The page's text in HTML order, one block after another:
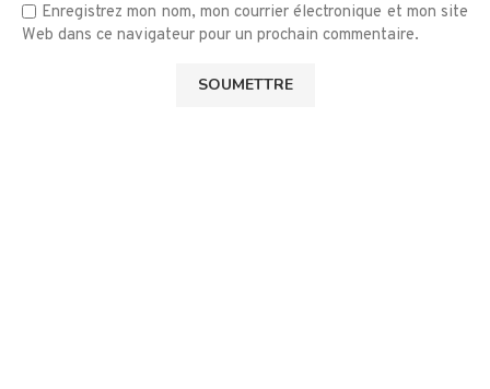
Enregistrez mon nom, mon courrier électronique et mon site
Web dans ce navigateur pour un prochain commentaire.